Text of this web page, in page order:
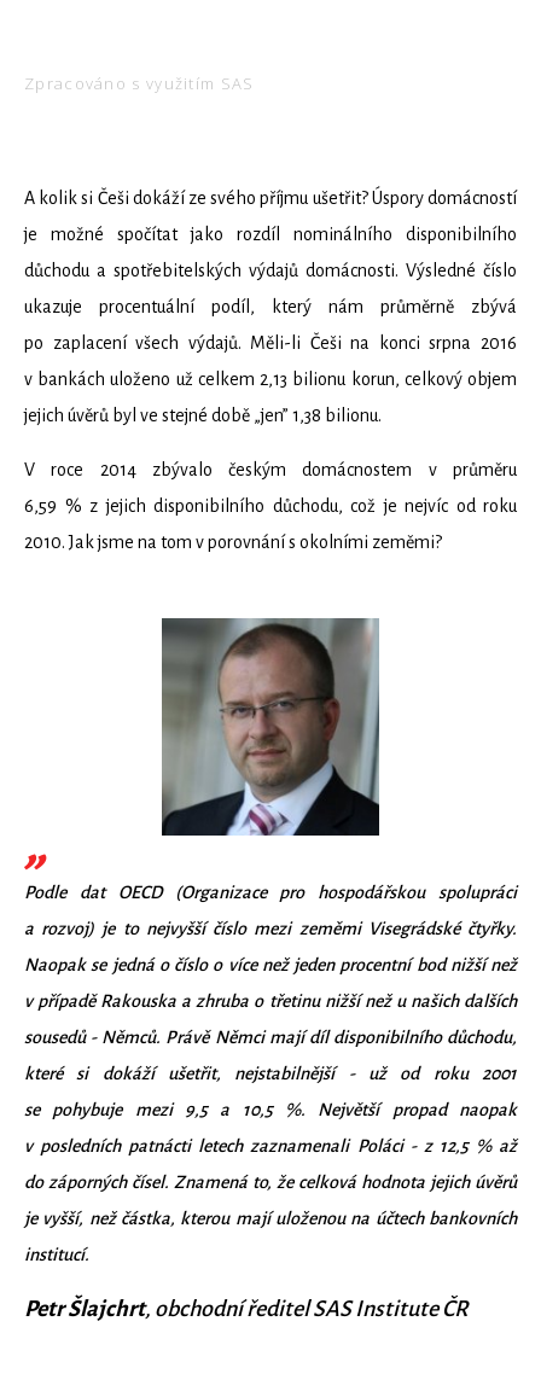
A kolik si Češi dokáží ze svého příjmu ušetřit? Úspory domácností
je možné spočítat jako rozdíl nominálního disponibilního
důchodu a spotřebitelských výdajů domácnosti. Výsledné číslo
ukazuje procentuální podíl, který nám průměrně zbývá
po zaplacení všech výdajů. Měli-li Češi na konci srpna 2016
v bankách uloženo už celkem 2,13 bilionu korun, celkový objem
jejich úvěrů byl ve stejné době „jen” 1,38 bilionu.
V roce 2014 zbývalo českým domácnostem v průměru
6,59 % z jejich disponibilního důchodu, což je nejvíc od roku
2010. Jak jsme na tom v porovnání s okolními zeměmi?
Podle dat OECD (Organizace pro hospodářskou spolupráci
a rozvoj) je to nejvyšší číslo mezi zeměmi Visegrádské čtyřky.
Naopak se jedná o číslo o více než jeden procentní bod nižší než
v případě Rakouska a zhruba o třetinu nižší než u našich dalších
sousedů - Němců. Právě Němci mají díl disponibilního důchodu,
které si dokáží ušetřit, nejstabilnější - už od roku 2001
se pohybuje mezi 9,5 a 10,5 %. Největší propad naopak
v posledních patnácti letech zaznamenali Poláci - z 12,5 % až
do záporných čísel. Znamená to, že celková hodnota jejich úvěrů
je vyšší, než částka, kterou mají uloženou na účtech bankovních
institucí.
Petr Šlajchrt, obchodní ředitel SAS Institute ČR